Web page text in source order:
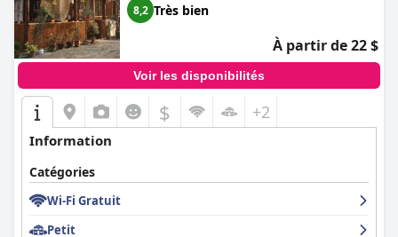
8,2 Très bien
À partir de 22 $
Voir les disponibilités
$ +2
Information
Catégories
Wi-Fi Gratuit
Petit